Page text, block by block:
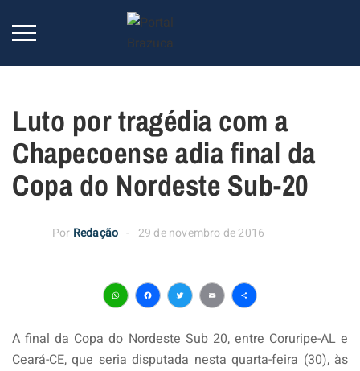
Luto por tragédia com a
Chapecoense adia final da
Copa do Nordeste Sub-20
Por Redação 29 de novembro de 2016
WhatsApp
Facebook
Twitter
EmailShare
A final da Copa do Nordeste Sub 20, entre Coruripe-AL e
Ceará-CE, que seria disputada nesta quarta-feira (30), às